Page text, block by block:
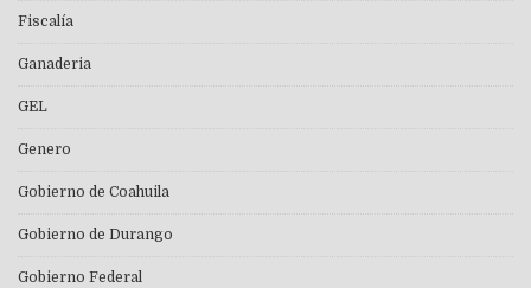
Fiscalía
Ganaderia
GEL
Genero
Gobierno de Coahuila
Gobierno de Durango
Gobierno Federal